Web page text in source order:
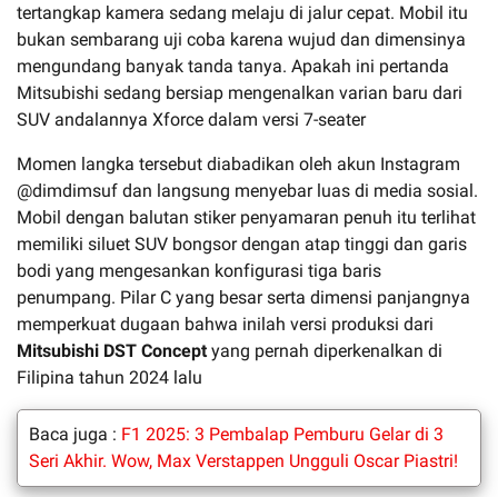
tertangkap kamera sedang melaju di jalur cepat. Mobil itu
bukan sembarang uji coba karena wujud dan dimensinya
mengundang banyak tanda tanya. Apakah ini pertanda
Mitsubishi sedang bersiap mengenalkan varian baru dari
SUV andalannya Xforce dalam versi 7-seater
Momen langka tersebut diabadikan oleh akun Instagram
@dimdimsuf dan langsung menyebar luas di media sosial.
Mobil dengan balutan stiker penyamaran penuh itu terlihat
memiliki siluet SUV bongsor dengan atap tinggi dan garis
bodi yang mengesankan konfigurasi tiga baris
penumpang. Pilar C yang besar serta dimensi panjangnya
memperkuat dugaan bahwa inilah versi produksi dari
Mitsubishi DST Concept yang pernah diperkenalkan di
Filipina tahun 2024 lalu
Baca juga : F1 2025: 3 Pembalap Pemburu Gelar di 3
Seri Akhir. Wow, Max Verstappen Ungguli Oscar Piastri!